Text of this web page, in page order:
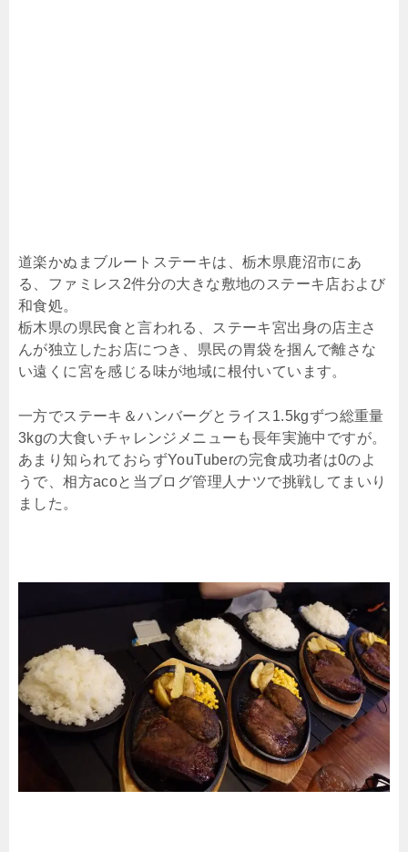
道楽かぬまブルートステーキは、栃木県鹿沼市にあ
る、ファミレス2件分の大きな敷地のステーキ店および
和食処。
栃木県の県民食と言われる、ステーキ宮出身の店主さ
んが独立したお店につき、県民の胃袋を掴んで離さな
い遠くに宮を感じる味が地域に根付いています。
一方でステーキ＆ハンバーグとライス1.5kgずつ総重量
3kgの大食いチャレンジメニューも長年実施中ですが。
あまり知られておらずYouTuberの完食成功者は0のよ
うで、相方acoと当ブログ管理人ナツで挑戦してまいり
ました。